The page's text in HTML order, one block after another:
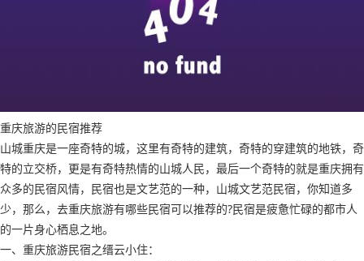
重庆旅游的民宿推荐
山城重庆是一座奇特的城，这里有奇特的建筑，奇特的穿建筑的地铁，奇
特的立交桥，更是有奇特热情的山城人民，最后一个奇特的就是重庆拥有
众多的民宿风情，民宿也是文艺范的一种，山城文艺范民宿，你知道多
少，那么，去重庆旅游有哪些民宿可以推荐的?民宿是疲惫忙碌的都市人
的一片身心栖息之地。
一、重庆旅游民宿之缙云小住：